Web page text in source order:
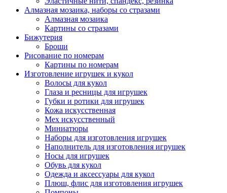
Алмазная мозаика, наборы со стразами
Алмазная мозаика
Картины co стразами
Бижутерия
Броши
Рисование по номерам
Картины по номерам
Изготовление игрушек и кукол
Волосы для кукол
Глаза и ресницы для игрушек
Губки и ротики для игрушек
Кожа искусственная
Мех искусственный
Миниатюры
Наборы для изготовления игрушек
Наполнитель для изготовления игрушек
Носы для игрушек
Обувь для кукол
Одежда и аксессуары для кукол
Плюш, флис для изготовления игрушек